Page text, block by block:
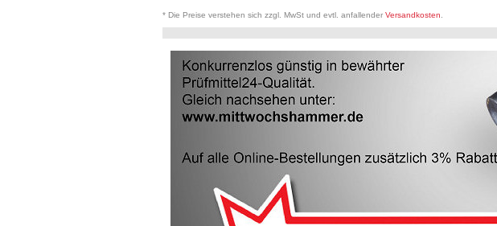
* Die Preise verstehen sich zzgl. MwSt und evtl. anfallender Versandkosten